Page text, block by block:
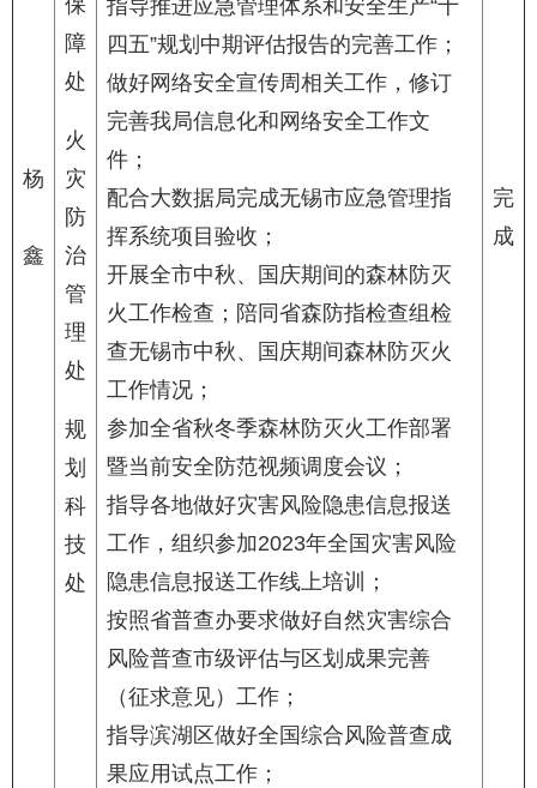
杨
鑫
保
障
处
火
灾
防
治
管
理
处
规
划
科
技
处
指导推进应急管理体系和安全生产“十
四五”规划中期评估报告的完善工作；
做好网络安全宣传周相关工作，修订
完善我局信息化和网络安全工作文
件；
配合大数据局完成无锡市应急管理指
挥系统项目验收；
开展全市中秋、国庆期间的森林防灭
火工作检查；陪同省森防指检查组检
查无锡市中秋、国庆期间森林防灭火
工作情况；
参加全省秋冬季森林防灭火工作部署
暨当前安全防范视频调度会议；
指导各地做好灾害风险隐患信息报送
工作，组织参加2023年全国灾害风险
隐患信息报送工作线上培训；
按照省普查办要求做好自然灾害综合
风险普查市级评估与区划成果完善
（征求意见）工作；
指导滨湖区做好全国综合风险普查成
果应用试点工作；
完
成